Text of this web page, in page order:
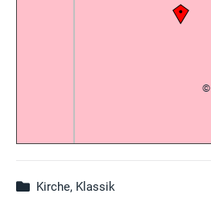
©
Kirche, Klassik